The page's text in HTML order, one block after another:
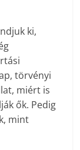
ki,
törvényi
miért is
ők. Pedig
mint